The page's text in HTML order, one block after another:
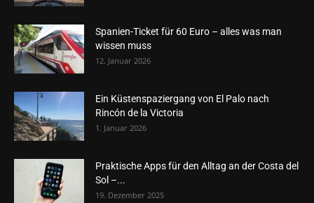
Spanien-Ticket für 60 Euro – alles was man
wissen muss
12. Januar 2026
Ein Küstenspaziergang von El Palo nach
Rincón de la Victoria
1. Januar 2026
Praktische Apps für den Alltag an der Costa del
Sol –...
19. Dezember 2025